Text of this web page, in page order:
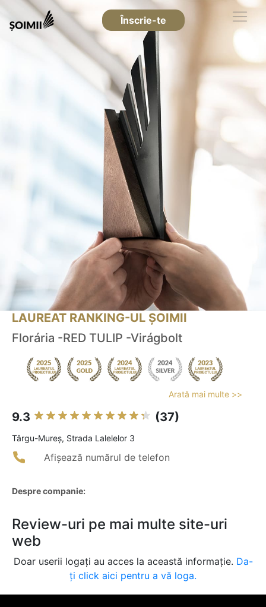
Înscrie-te
LAUREAT RANKING-UL ȘOIMII
Florária -RED TULIP -Virágbolt
Arată mai multe >>
9.3 (37)
Târgu-Mureş, Strada Lalelelor 3
Afișează numărul de telefon
Despre companie:
Review-uri pe mai multe site-uri
web
Doar userii logați au acces la această informație. Da-
ți click aici pentru a vă loga.